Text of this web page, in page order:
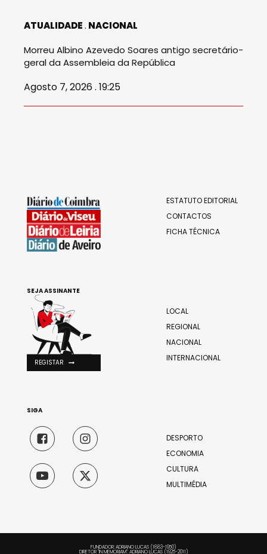
ATUALIDADE NACIONAL
Morreu Albino Azevedo Soares antigo secretário-
geral da Assembleia da República
Agosto 7, 2026 . 19:25
ESTATUTO EDITORIAL
CONTACTOS
FICHA TÉCNICA
LOCAL
REGIONAL
NACIONAL
INTERNACIONAL
DESPORTO
ECONOMIA
CULTURA
MULTIMÉDIA
SEJA ASSINANTE
REGISTAR
SIGA
FUNDADOR: ADRIANO LUCAS (1883-1950)
DIRETOR "IN MEMORIAM": ADRIANO LUCAS (1925-2011)